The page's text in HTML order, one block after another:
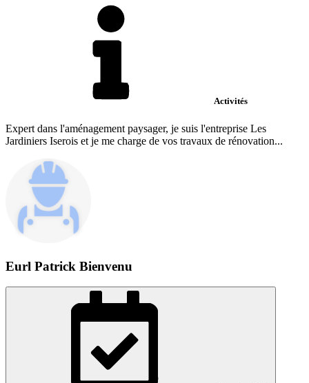
Activités
Expert dans l'aménagement paysager, je suis l'entreprise Les
Jardiniers Iserois et je me charge de vos travaux de rénovation...
Eurl Patrick Bienvenu